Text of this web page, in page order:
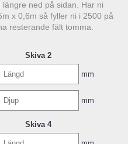
ned på sidan. Har ni
x 0,6m så fyller ni i 2500 på
resterande fält tomma.
Skiva 2
mm
mm
Skiva 4